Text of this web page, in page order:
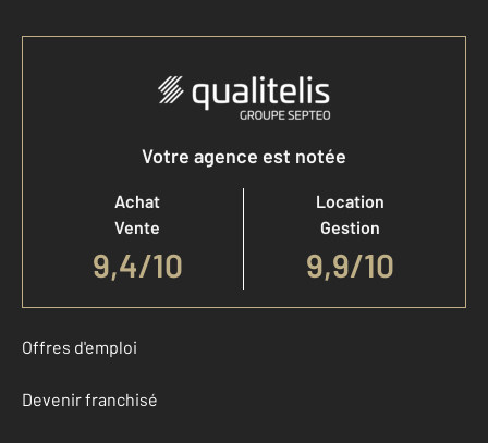
Votre agence est notée
Achat
Vente
9,4/10
Location
Gestion
9,9/10
Offres d'emploi
Devenir franchisé